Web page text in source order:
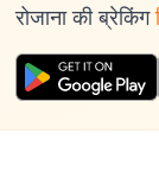
रोजाना की ब्रेकिंग